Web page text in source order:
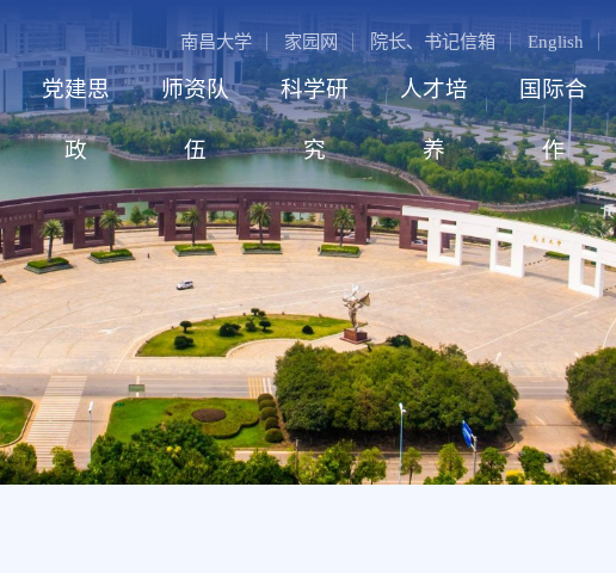
南昌大学 家园网 院长、书记信箱 English
党建思
政
师资队
伍
科学研
究
人才培
养
国际合
作